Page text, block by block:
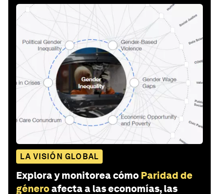
LA VISIÓN GLOBAL
Explora y monitorea cómo Paridad de
géneroafecta a las economías, las